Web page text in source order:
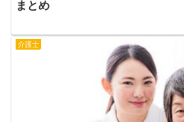
まとめ
介護士